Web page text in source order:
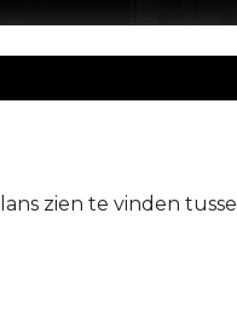
zien te vinden